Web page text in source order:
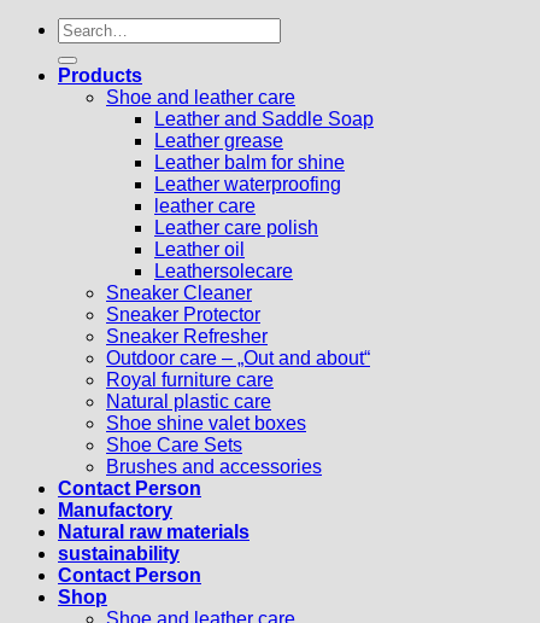
Search
for:
Products
Shoe and leather care
Leather and Saddle Soap
Leather grease
Leather balm for shine
Leather waterproofing
leather care
Leather care polish
Leather oil
Leathersolecare
Sneaker Cleaner
Sneaker Protector
Sneaker Refresher
Outdoor care – „Out and about“
Royal furniture care
Natural plastic care
Shoe shine valet boxes
Shoe Care Sets
Brushes and accessories
Contact Person
Manufactory
Natural raw materials
sustainability
Contact Person
Shop